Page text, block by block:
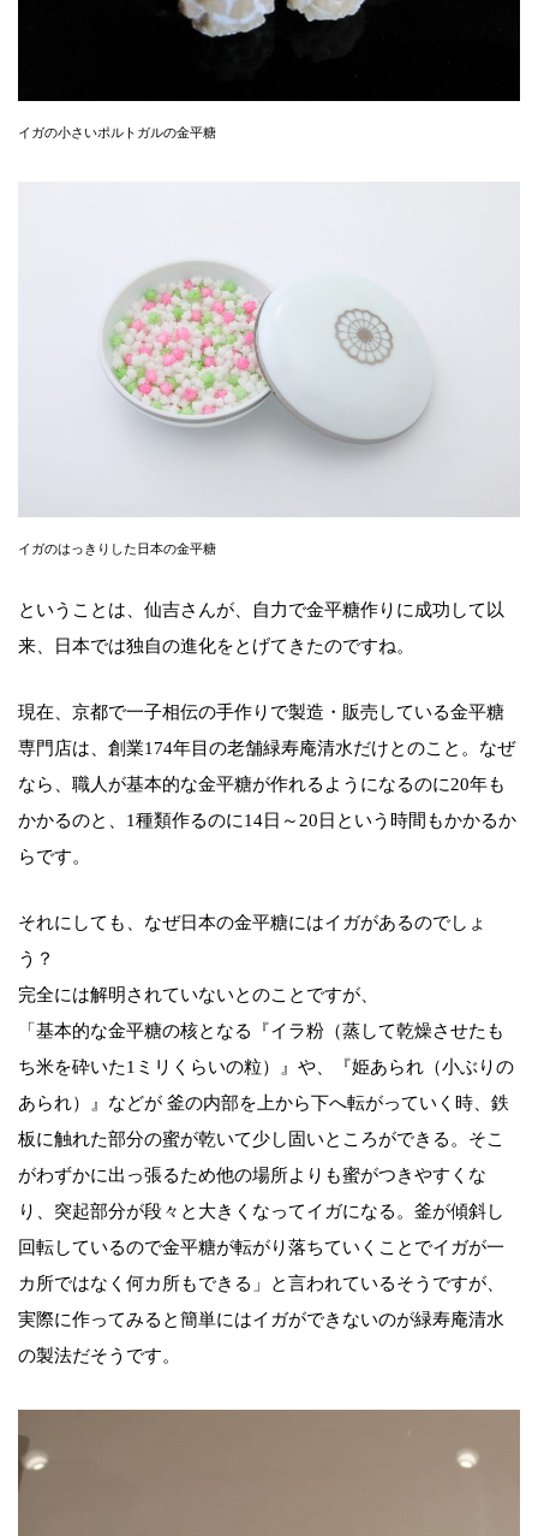
イガの小さいポルトガルの金平糖
イガのはっきりした日本の金平糖
ということは、仙吉さんが、自力で金平糖作りに成功して以
来、日本では独自の進化をとげてきたのですね。
現在、京都で一子相伝の手作りで製造・販売している金平糖
専門店は、創業174年目の老舗緑寿庵清水だけとのこと。なぜ
なら、職人が基本的な金平糖が作れるようになるのに20年も
かかるのと、1種類作るのに14日～20日という時間もかかるか
らです。
それにしても、なぜ日本の金平糖にはイガがあるのでしょ
う？
完全には解明されていないとのことですが、
「基本的な金平糖の核となる『イラ粉（蒸して乾燥させたも
ち米を砕いた1ミリくらいの粒）』や、『姫あられ（小ぶりの
あられ）』などが 釜の内部を上から下へ転がっていく時、鉄
板に触れた部分の蜜が乾いて少し固いところができる。そこ
がわずかに出っ張るため他の場所よりも蜜がつきやすくな
り、突起部分が段々と大きくなってイガになる。釜が傾斜し
回転しているので金平糖が転がり落ちていくことでイガが一
カ所ではなく何カ所もできる」と言われているそうですが、
実際に作ってみると簡単にはイガができないのが緑寿庵清水
の製法だそうです。